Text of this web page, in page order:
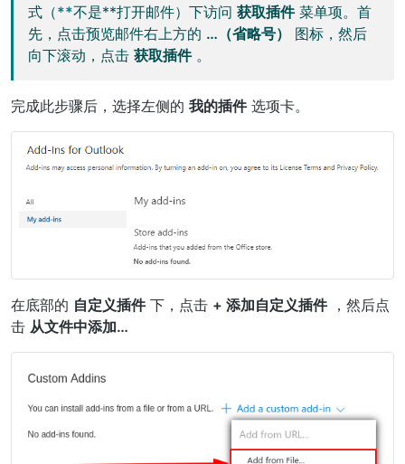
式（**不是**打开邮件）下访问 获取插件菜单项。首
先，点击预览邮件右上方的 …（省略号）
图标，然后
向下滚动，点击 获取插件。
完成此步骤后，选择左侧的 我的插件选项卡。
在底部的 自定义插件下，点击 + 添加自定义插件，然后点
击 从文件中添加…